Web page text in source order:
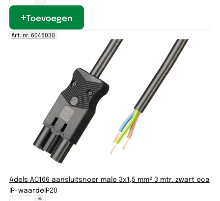
Toevoegen
Art. nr. 6046030
Adels AC166 aansluitsnoer male 3x1,5 mm² 3 mtr. zwart eca
IP-waardeIP20